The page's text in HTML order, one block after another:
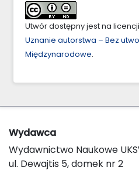
Utwór dostępny jest na licencji
Uznanie autorstwa – Bez
Międzynarodowe.
Wydawca
Wydawnictwo Naukowe
ul. Dewajtis 5, domek nr 2